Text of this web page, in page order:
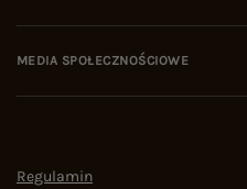
MEDIA SPOŁECZNOŚCIOWE
Regulamin